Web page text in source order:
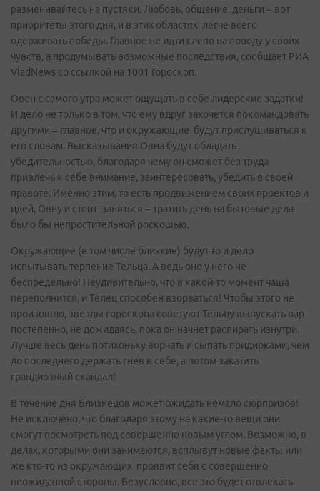
разменивайтесь на пустяки. Любовь, общение, деньги – вот
приоритеты этого дня, и в этих областях легче всего
одерживать победы. Главное не идти слепо на поводу у своих
чувств, а продумывать возможные последствия, сообщает РИА
VladNews со ссылкой на 1001 Гороскоп.
Овен с самого утра может ощущать в себе лидерские задатки!
И дело не только в том, что ему вдруг захочется покомандовать
другими – главное, что и окружающие будут прислушиваться к
его словам. Высказывания Овна будут обладать
убедительностью, благодаря чему он сможет без труда
привлечь к себе внимание, заинтересовать, убедить в своей
правоте. Именно этим, то есть продвижением своих проектов и
идей, Овну и стоит заняться – тратить день на бытовые дела
было бы непростительной роскошью.
Окружающие (в том числе близкие) будут то и дело
испытывать терпение Тельца. А ведь оно у него не
беспредельно! Неудивительно, что в какой-то момент чаша
переполнится, и Телец способен взорваться! Чтобы этого не
произошло, звезды гороскопа советуют Тельцу выпускать пар
постепенно, не дожидаясь, пока он начнет распирать изнутри.
Лучше весь день потихоньку ворчать и сыпать придирками, чем
до последнего держать гнев в себе, а потом закатить
грандиозный скандал!
В течение дня Близнецов может ожидать немало сюрпризов!
Не исключено, что благодаря этому на какие-то вещи они
смогут посмотреть под совершенно новым углом. Возможно, в
делах, которыми они занимаются, всплывут новые факты или
же кто-то из окружающих проявит себя с совершенно
неожиданной стороны. Безусловно, все это будет отвлекать